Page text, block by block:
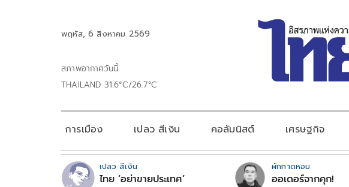
พฤหัส, 6 สิงหาคม 2569
สภาพอากาศวันนี้
THAILAND 31.6°C/26.7°C
การเมือง เปลว สีเงิน คอลัมนิสต์ เศรษฐกิจ
เปลว สีเงิน
ไทย ‘อย่าขายประเทศ’
ผักกาดหอม
ออเดอร์จากคุก!